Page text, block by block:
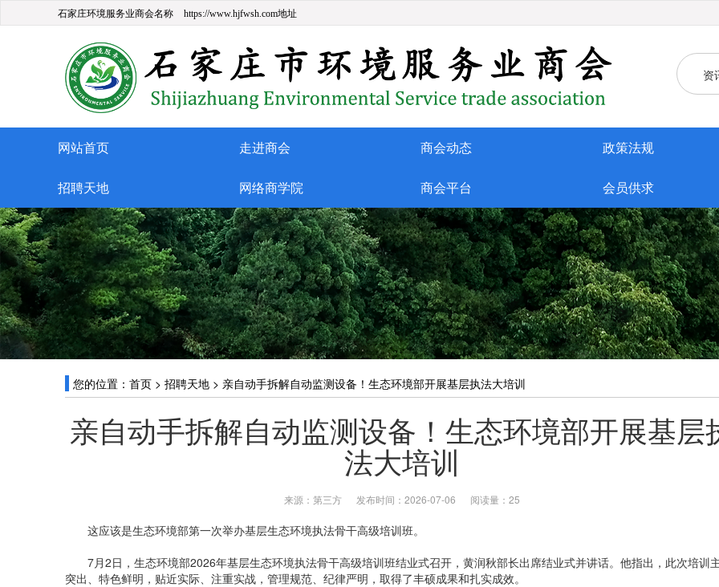
石家庄环境服务业商会名称 https://www.hjfwsh.com地址
资
网站首页 走进商会 商会动态 政策法规
招聘天地 网络商学院 商会平台 会员供求
您的位置： 首页 > 招聘天地 > 亲自动手拆解自动监测设备！生态环境部开展基层执法大培训
亲自动手拆解自动监测设备！生态环境部开展基层
法大培训
来源：第三方 发布时间：2026-07-06 阅读量：25
这应该是生态环境部第一次举办基层生态环境执法骨干高级培训班。
7月2日，生态环境部2026年基层生态环境执法骨干高级培训班结业式召开，黄润秋部长出席结业式并讲话。他指出，此次培训
突出、特色鲜明，贴近实际、注重实战，管理规范、纪律严明，取得了丰硕成果和扎实成效。